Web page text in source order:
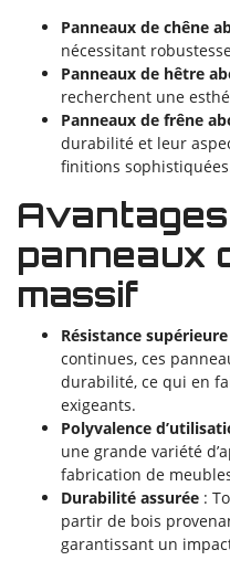
Panneaux de chêne
nécessitant
Panneaux de hêtre
recherchent une
Panneaux de frêne
durabilité et leur
finitions
panneaux
massif
Résistance supérieure
continues, ces
durabilité, ce qui en
exigeants.
Polyvalence
une grande variété
fabrication de
Durabilité assurée :
partir de bois
garantissant un